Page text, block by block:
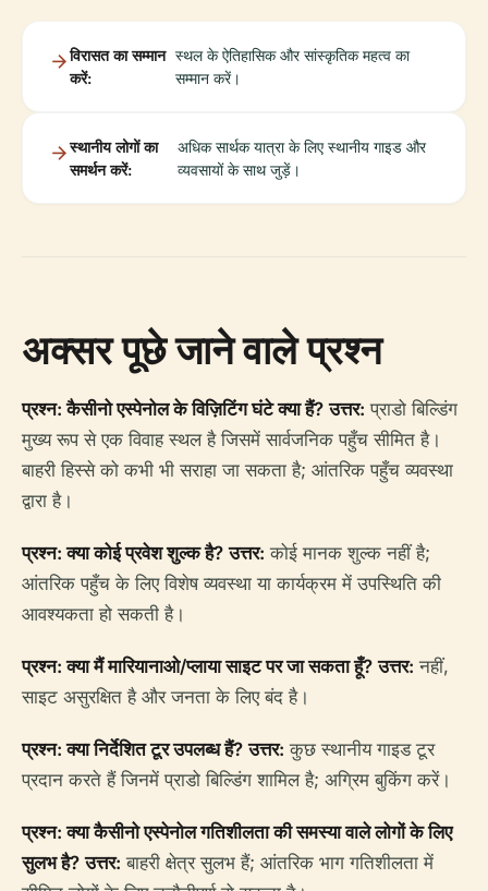
विरासत का सम्मान
करें:
स्थल के ऐतिहासिक और सांस्कृतिक महत्व का
सम्मान करें।
स्थानीय लोगों का
समर्थन करें:
अधिक सार्थक यात्रा के लिए स्थानीय गाइड और
व्यवसायों के साथ जुड़ें।
अक्सर पूछे जाने वाले प्रश्न
प्रश्न: कैसीनो एस्पेनोल के विज़िटिंग घंटे क्या हैं? उत्तर: प्राडो बिल्डिंग
मुख्य रूप से एक विवाह स्थल है जिसमें सार्वजनिक पहुँच सीमित है।
बाहरी हिस्से को कभी भी सराहा जा सकता है; आंतरिक पहुँच व्यवस्था
द्वारा है।
प्रश्न: क्या कोई प्रवेश शुल्क है? उत्तर: कोई मानक शुल्क नहीं है;
आंतरिक पहुँच के लिए विशेष व्यवस्था या कार्यक्रम में उपस्थिति की
आवश्यकता हो सकती है।
प्रश्न: क्या मैं मारियानाओ/प्लाया साइट पर जा सकता हूँ? उत्तर: नहीं,
साइट असुरक्षित है और जनता के लिए बंद है।
प्रश्न: क्या निर्देशित टूर उपलब्ध हैं? उत्तर: कुछ स्थानीय गाइड टूर
प्रदान करते हैं जिनमें प्राडो बिल्डिंग शामिल है; अग्रिम बुकिंग करें।
प्रश्न: क्या कैसीनो एस्पेनोल गतिशीलता की समस्या वाले लोगों के लिए
सुलभ है? उत्तर: बाहरी क्षेत्र सुलभ हैं; आंतरिक भाग गतिशीलता में